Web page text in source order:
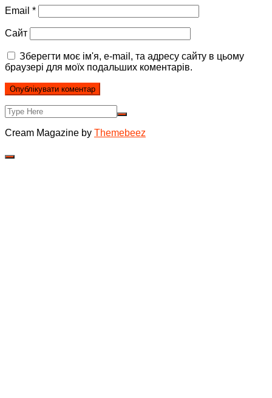
Email *
Сайт
Зберегти моє ім'я, e-mail, та адресу сайту в цьому
браузері для моїх подальших коментарів.
Cream Magazine by Themebeez